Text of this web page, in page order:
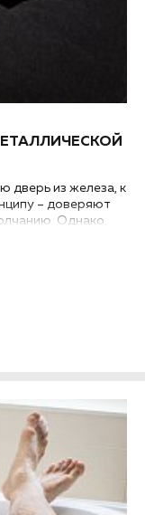
дверь из железа, к
– доверяют
Однако,